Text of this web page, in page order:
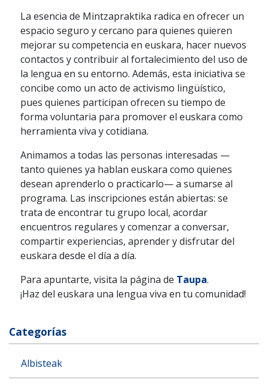
La esencia de Mintzapraktika radica en ofrecer un
espacio seguro y cercano para quienes quieren
mejorar su competencia en euskara, hacer nuevos
contactos y contribuir al fortalecimiento del uso de
la lengua en su entorno. Además, esta iniciativa se
concibe como un acto de activismo lingüístico,
pues quienes participan ofrecen su tiempo de
forma voluntaria para promover el euskara como
herramienta viva y cotidiana.
Animamos a todas las personas interesadas —
tanto quienes ya hablan euskara como quienes
desean aprenderlo o practicarlo— a sumarse al
programa. Las inscripciones están abiertas: se
trata de encontrar tu grupo local, acordar
encuentros regulares y comenzar a conversar,
compartir experiencias, aprender y disfrutar del
euskara desde el día a día.
Para apuntarte, visita la página de Taupa.
¡Haz del euskara una lengua viva en tu comunidad!
Categorías
Albisteak